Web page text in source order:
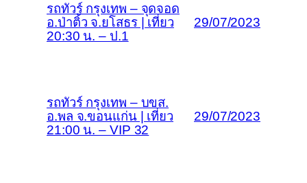
รถทัวร์ กรุงเทพ – จุดจอด
อ.ป่าติ้ว จ.ยโสธร | เที่ยว
20:30 น. – ป.1
29/07/2023
รถทัวร์ กรุงเทพ – บขส.
อ.พล จ.ขอนแก่น | เที่ยว
21:00 น. – VIP 32
29/07/2023